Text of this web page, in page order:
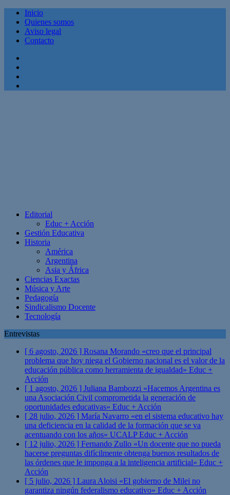
Inicio
Quienes somos
Aviso legal
Contacto
Editorial
Educ + Acción
Gestión Educativa
Historia
América
Argentina
Asia y África
Ciencias Exactas
Música y Arte
Pedagogía
Sindicalismo Docente
Tecnología
Entrevistas
[ 6 agosto, 2026 ] Rosana Morando «creo que el principal
problema que hoy niega el Gobierno nacional es el valor de la
educación pública como herramienta de igualdad» Educ +
Acción
[ 1 agosto, 2026 ] Juliana Bambozzi «Hacemos Argentina es
una Asociación Civil comprometida la generación de
oportunidades educativas» Educ + Acción
[ 28 julio, 2026 ] María Navarro «en el sistema educativo hay
una deficiencia en la calidad de la formación que se va
acentuando con los años» UCALPEduc + Acción
[ 12 julio, 2026 ] Fernando Zullo «Un docente que no pueda
hacerse preguntas difícilmente obtenga buenos resultados de
las órdenes que le imponga a la inteligencia artificial» Educ +
Acción
[ 5 julio, 2026 ] Laura Aloisi «El gobierno de Milei no
garantiza ningún federalismo educativo» Educ + Acción